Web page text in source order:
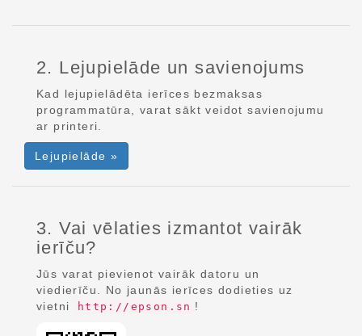
2. Lejupielāde un savienojums
Kad lejupielādēta ierīces bezmaksas
programmatūra, varat sākt veidot savienojumu
ar printeri.
Lejupielāde »
3. Vai vēlaties izmantot vairāk
ierīču?
Jūs varat pievienot vairāk datoru un
viedierīču. No jaunās ierīces dodieties uz
vietni
http://epson.sn !